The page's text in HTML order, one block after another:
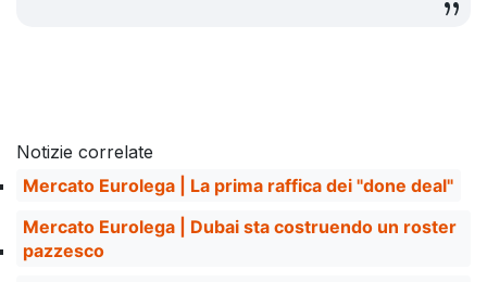
Notizie correlate
Mercato Eurolega | La prima raffica dei "done deal"
Mercato Eurolega | Dubai sta costruendo un roster
pazzesco